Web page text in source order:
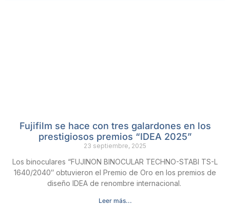
Fujifilm se hace con tres galardones en los
prestigiosos premios “IDEA 2025”
23 septiembre, 2025
Los binoculares “FUJINON BINOCULAR TECHNO-STABI TS-L
1640/2040″ obtuvieron el Premio de Oro en los premios de
diseño IDEA de renombre internacional.
Leer más...